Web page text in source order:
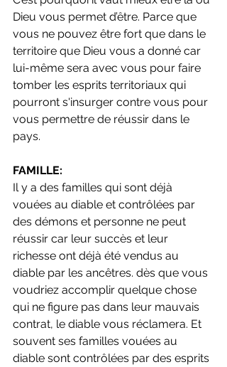
Dieu vous permet d’être. Parce que
vous ne pouvez être fort que dans le
territoire que Dieu vous a donné car
lui-même sera avec vous pour faire
tomber les esprits territoriaux qui
pourront s'insurger contre vous pour
vous permettre de réussir dans le
pays.
FAMILLE:
Il y a des familles qui sont déjà
vouées au diable et contrôlées par
des démons et personne ne peut
réussir car leur succès et leur
richesse ont déjà été vendus au
diable par les ancêtres. dès que vous
voudriez accomplir quelque chose
qui ne figure pas dans leur mauvais
contrat, le diable vous réclamera. Et
souvent ses familles vouées au
diable sont contrôlées par des esprits